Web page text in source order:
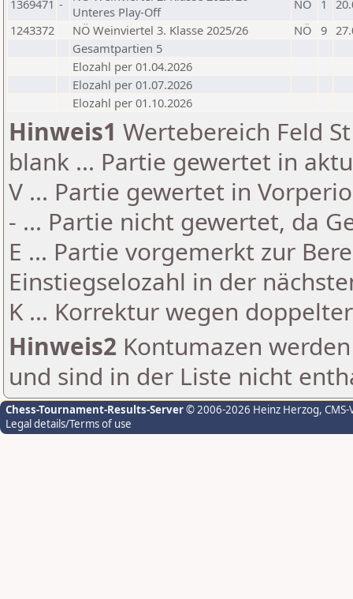
1369471 -
Unteres Play-Off
NÖ 1
1243372
NÖ Weinviertel 3. Klasse 2025/26 NÖ 9
Gesamtpartien 5
Elozahl per 01.04.2026
Elozahl per 01.07.2026
Elozahl per 01.10.2026
Hinweis1 Wertebereich Feld
blank ... Partie gewertet in
V ... Partie gewertet in
- ... Partie nicht gewertet, da
E ... Partie vorgemerkt zur
Einstiegselozahl in der
K ... Korrektur wegen
Hinweis2 Kontumazen
und sind in der Liste nicht
Chess-Tournament-Results-Server© 2006-2026 Heinz Herzog,
Legal details/Terms of use